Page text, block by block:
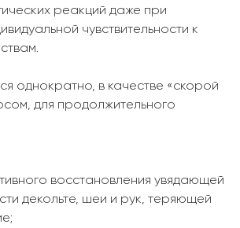
реакций даже при
чувствительности к
однократно, в качестве «скорой
для продолжительного
восстановления увядающей
декольте, шеи и рук, теряющей